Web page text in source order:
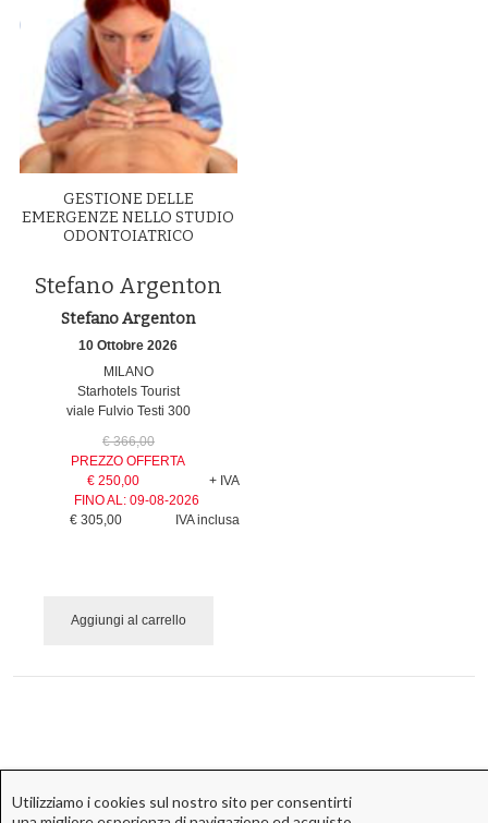
GESTIONE DELLE
EMERGENZE NELLO STUDIO
ODONTOIATRICO
Stefano Argenton
Stefano Argenton
10 Ottobre 2026
MILANO
Starhotels Tourist
viale Fulvio Testi 300
€ 366,00
PREZZO OFFERTA
+ IVA
€ 250,00
FINO AL:09-08-2026
IVA inclusa
€ 305,00
Aggiungi al carrello
Utilizziamo i cookies sul nostro sito per consentirti